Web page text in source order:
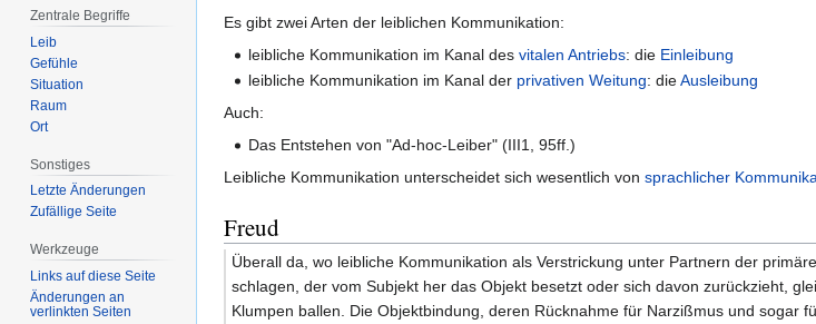
Es gibt zwei Arten der leiblichen Kommunikation:
leibliche Kommunikation im Kanal desvitalen Antriebs: die Einleibung
leibliche Kommunikation im Kanal der privativen Weitung: dieAusleibung
Auch:
Das Entstehen von "Ad-hoc-Leiber" (III1, 95ff.)
Leibliche Kommunikation unterscheidet sich wesentlich von sprachlicher
Freud
Überall da, wo leibliche Kommunikation als Verstrickung unter Partnern der
schlagen, der vom Subjekt her das Objekt besetzt oder sich davon zurückzieht,
Klumpen ballen. Die Objektbindung, deren Rücknahme für Narzißmus und sogar
Zentrale Begriffe
Leib
Gefühle
Situation
Raum
Ort
Sonstiges
Letzte Änderungen
Zufällige Seite
Werkzeuge
Links auf diese Seite
Änderungen an
verlinkten Seiten